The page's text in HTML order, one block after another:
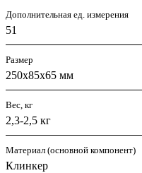
Дополнительная ед. измерения
51
Размер
250x85x65 мм
Вес, кг
2,3-2,5 кг
Материал (основной компонент)
Клинкер